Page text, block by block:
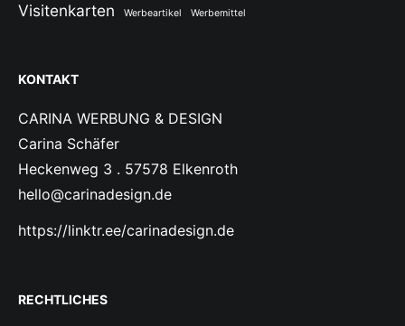
Visitenkarten Werbeartikel Werbemittel
KONTAKT
CARINA WERBUNG & DESIGN
Carina Schäfer
Heckenweg 3 . 57578 Elkenroth
hello@carinadesign.de
https://linktr.ee/carinadesign.de
RECHTLICHES